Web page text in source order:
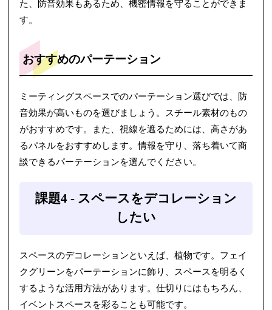
た、防音効果もあるため、機密情報を守ることができま
す。
おすすめのパーテーション
ミーティングスペースでのパーテーション選びでは、防
音効果が高いものを選びましょう。スチール素材のもの
がおすすめです。また、視線を遮るためには、高さがあ
るパネルをおすすめします。情報を守り、落ち着いて商
談できるパーテーションを選んでください。
課題4 - スペースをデコレーション
したい
スペースのデコレーションといえば、植物です。フェイ
クグリーンをパーテーションに飾り、スペースを明るく
するような活用方法があります。仕切りにはもちろん、
イベントスペースを彩ることも可能です。